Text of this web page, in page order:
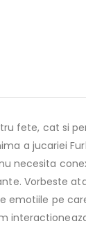
fete, cat si
a jucariei
necesita
Vorbeste
emotiile pe